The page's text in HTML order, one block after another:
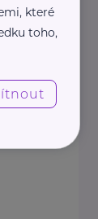
které
toho,